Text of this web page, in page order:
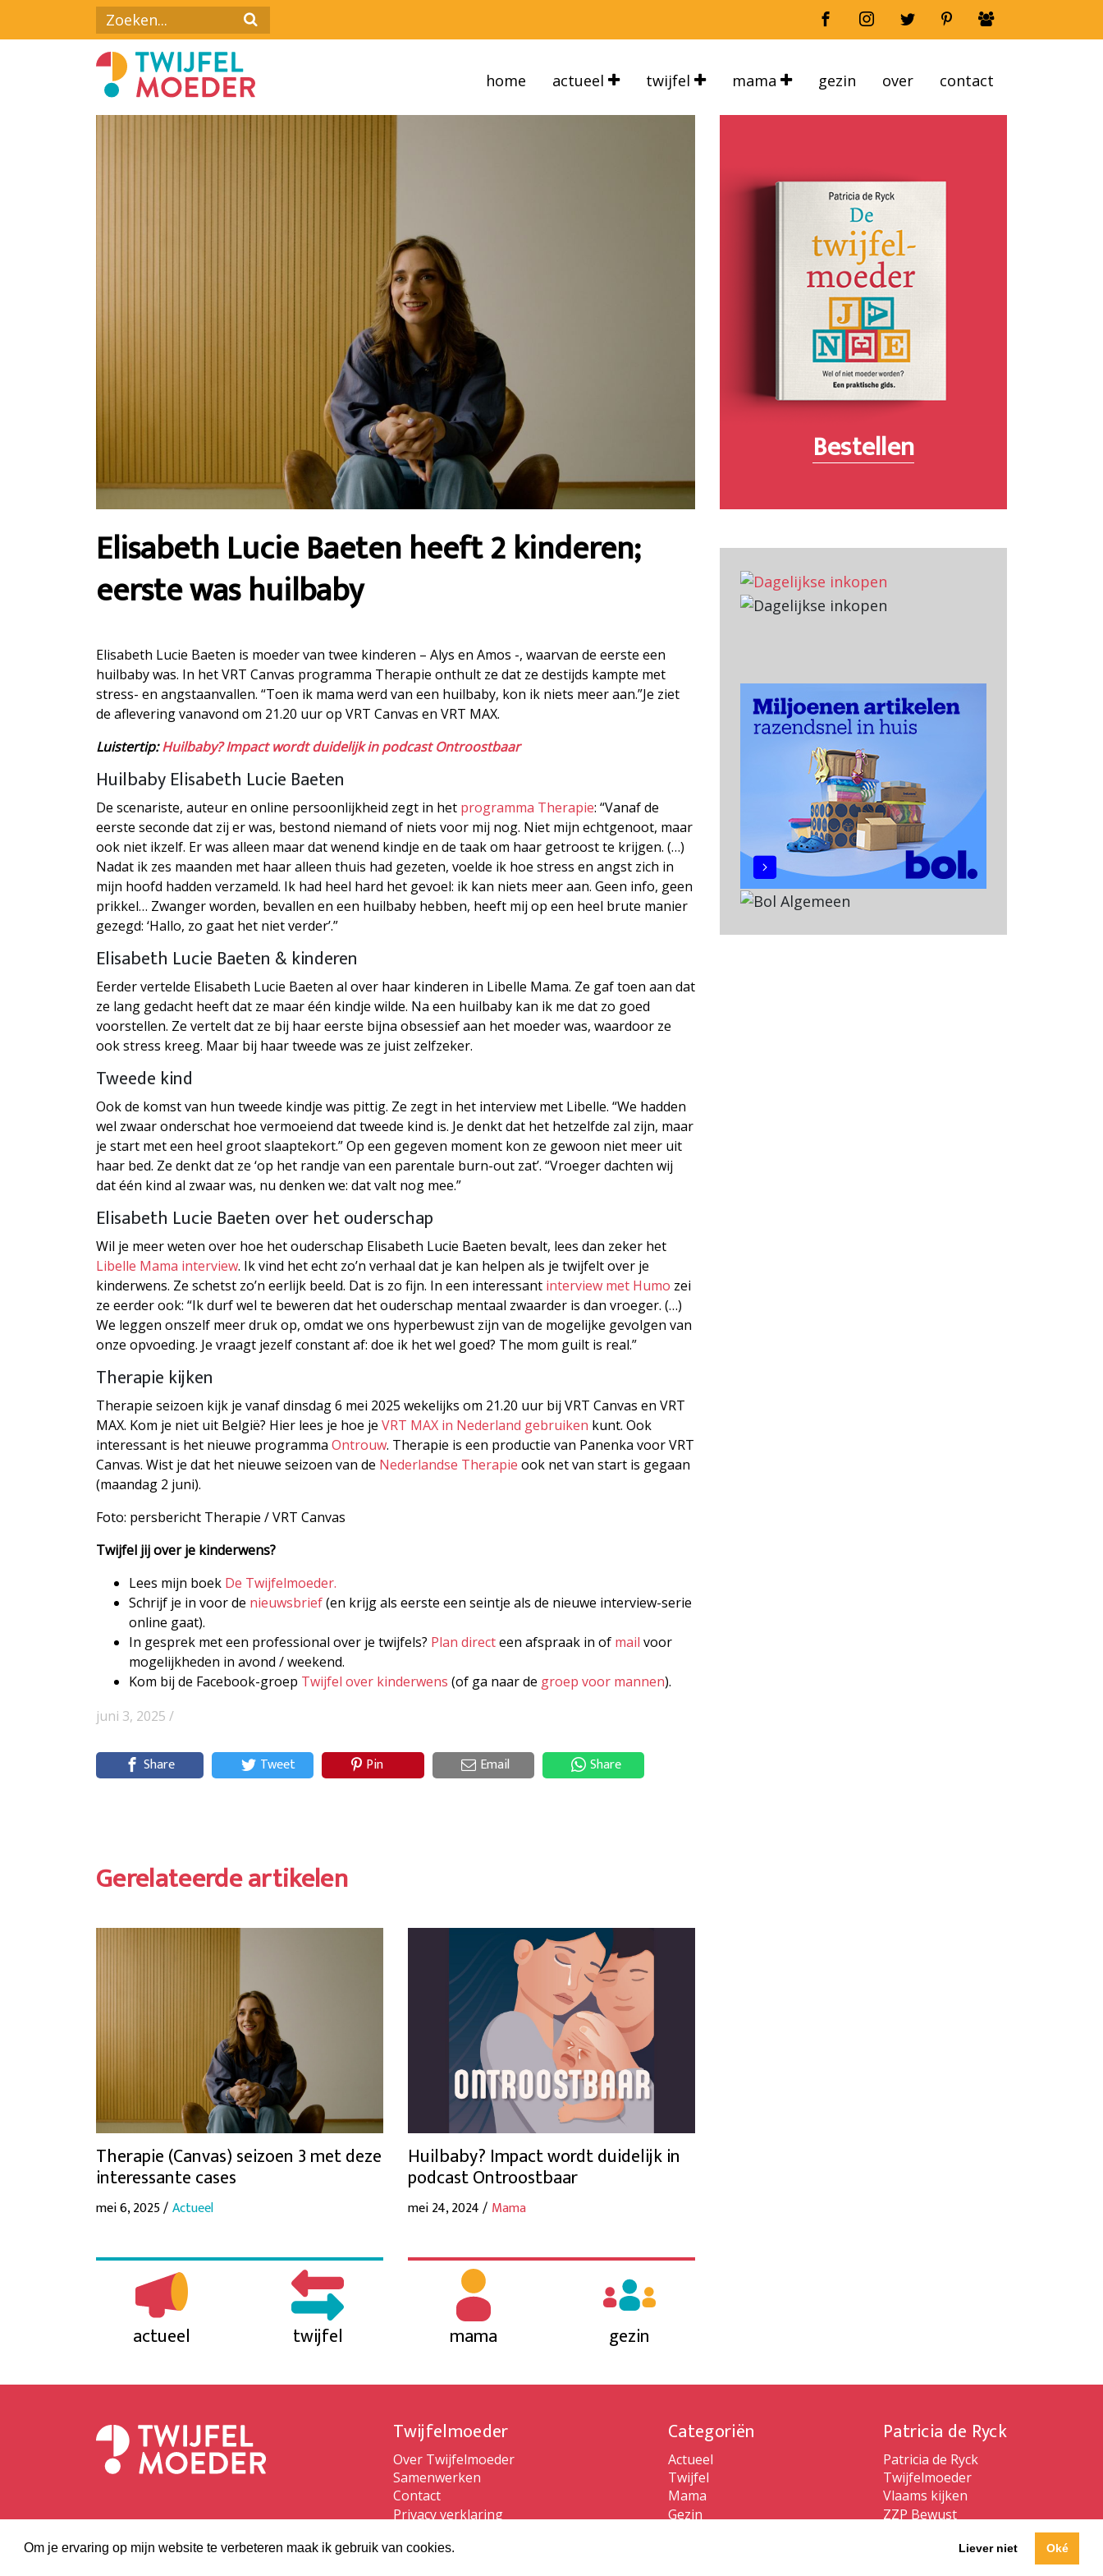
Om je ervaring op mijn website te verbeteren maak ik gebruik van cookies. Liever niet Oké
home actueel twijfel mama gezin over contact
Bestellen
Elisabeth Lucie Baeten heeft 2 kinderen;
eerste was huilbaby
Elisabeth Lucie Baeten is moeder van twee kinderen – Alys en Amos -, waarvan de eerste een
huilbaby was. In het VRT Canvas programma Therapie onthult ze dat ze destijds kampte met
stress- en angstaanvallen. “Toen ik mama werd van een huilbaby, kon ik niets meer aan.”Je ziet
de aflevering vanavond om 21.20 uur op VRT Canvas en VRT MAX.
Luistertip:Huilbaby? Impact wordt duidelijk in podcast Ontroostbaar
Huilbaby Elisabeth Lucie Baeten
De scenariste, auteur en online persoonlijkheid zegt in het programma Therapie: “Vanaf de
eerste seconde dat zij er was, bestond niemand of niets voor mij nog. Niet mijn echtgenoot, maar
ook niet ikzelf. Er was alleen maar dat wenend kindje en de taak om haar getroost te krijgen. (…)
Nadat ik zes maanden met haar alleen thuis had gezeten, voelde ik hoe stress en angst zich in
mijn hoofd hadden verzameld. Ik had heel hard het gevoel: ik kan niets meer aan. Geen info, geen
prikkel… Zwanger worden, bevallen en een huilbaby hebben, heeft mij op een heel brute manier
gezegd: ‘Hallo, zo gaat het niet verder’.”
Elisabeth Lucie Baeten & kinderen
Eerder vertelde Elisabeth Lucie Baeten al over haar kinderen in Libelle Mama. Ze gaf toen aan dat
ze lang gedacht heeft dat ze maar één kindje wilde. Na een huilbaby kan ik me dat zo goed
voorstellen. Ze vertelt dat ze bij haar eerste bijna obsessief aan het moeder was, waardoor ze
ook stress kreeg. Maar bij haar tweede was ze juist zelfzeker.
Tweede kind
Ook de komst van hun tweede kindje was pittig. Ze zegt in het interview met Libelle. “We hadden
wel zwaar onderschat hoe vermoeiend dat tweede kind is. Je denkt dat het hetzelfde zal zijn, maar
je start met een heel groot slaaptekort.” Op een gegeven moment kon ze gewoon niet meer uit
haar bed. Ze denkt dat ze ‘op het randje van een parentale burn-out zat’. “Vroeger dachten wij
dat één kind al zwaar was, nu denken we: dat valt nog mee.”
Elisabeth Lucie Baeten over het ouderschap
Wil je meer weten over hoe het ouderschap Elisabeth Lucie Baeten bevalt, lees dan zeker het
Libelle Mama interview. Ik vind het echt zo’n verhaal dat je kan helpen als je twijfelt over je
kinderwens. Ze schetst zo’n eerlijk beeld. Dat is zo fijn. In een interessant interview met Humo zei
ze eerder ook: “Ik durf wel te beweren dat het ouderschap mentaal zwaarder is dan vroeger. (…)
We leggen onszelf meer druk op, omdat we ons hyperbewust zijn van de mogelijke gevolgen van
onze opvoeding. Je vraagt jezelf constant af: doe ik het wel goed? The mom guilt is real.”
Therapie kijken
Therapie seizoen kijk je vanaf dinsdag 6 mei 2025 wekelijks om 21.20 uur bij VRT Canvas en VRT
MAX. Kom je niet uit België? Hier lees je hoe je VRT MAX in Nederland gebruiken kunt. Ook
interessant is het nieuwe programma Ontrouw. Therapie is een productie van Panenka voor VRT
Canvas. Wist je dat het nieuwe seizoen van de Nederlandse Therapie ook net van start is gegaan
(maandag 2 juni).
Foto: persbericht Therapie / VRT Canvas
Twijfel jij over je kinderwens?
Lees mijn boek De Twijfelmoeder.
Schrijf je in voor de nieuwsbrief(en krijg als eerste een seintje als de nieuwe interview-serie
online gaat).
In gesprek met een professional over je twijfels? Plan directeen afspraak in of mail voor
mogelijkheden in avond / weekend.
Kom bij de Facebook-groep Twijfel over kinderwens (of ga naar de groep voor mannen).
juni 3, 2025 /
Share Tweet Pin Email Share
Gerelateerde artikelen
Therapie (Canvas) seizoen 3 met deze
interessante cases
mei 6, 2025 /Actueel
Huilbaby? Impact wordt duidelijk in
podcast Ontroostbaar
mei 24, 2024 / Mama
actueel twijfel mama gezin
Twijfelmoeder
Over Twijfelmoeder
Samenwerken
Contact
Privacy verklaring
Categoriën
Actueel
Twijfel
Mama
Gezin
Patricia de Ryck
Patricia de Ryck
Twijfelmoeder
Vlaams kijken
ZZP Bewust